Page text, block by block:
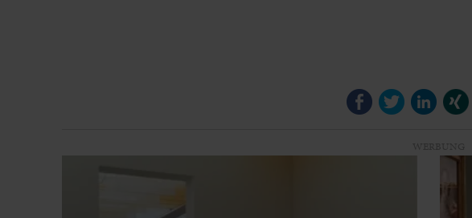
FacebookTwitter